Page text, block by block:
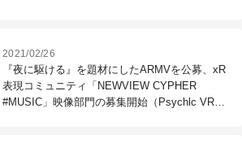
2021/02/26
『夜に駆ける』を題材にしたARMVを公募、xR
表現コミュニティ「NEWVIEW CYPHER
#MUSIC」映像部門の募集開始（Psychlc VR